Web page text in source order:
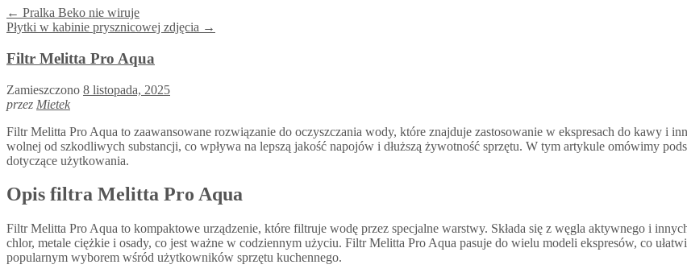
← Pralka Beko nie wiruje
Płytki w kabinie prysznicowej zdjęcia →
Filtr Melitta Pro Aqua
Zamieszczono 8 listopada, 2025
przez Mietek
Filtr Melitta Pro Aqua to zaawansowane rozwiązanie do oczyszczania wody, które znajduje zastosowanie w ekspresach do kawy i
wolnej od szkodliwych substancji, co wpływa na lepszą jakość napojów i dłuższą żywotność sprzętu. W tym artykule omówimy
dotyczące użytkowania.
Opis filtra Melitta Pro Aqua
Filtr Melitta Pro Aqua to kompaktowe urządzenie, które filtruje wodę przez specjalne warstwy. Składa się z węgla aktywnego i
chlor, metale ciężkie i osady, co jest ważne w codziennym użyciu. Filtr Melitta Pro Aqua pasuje do wielu modeli ekspresów, co
popularnym wyborem wśród użytkowników sprzętu kuchennego.